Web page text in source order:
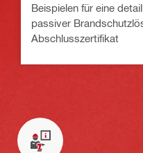
Beispielen für eine
passiver
Abschlusszertifikat